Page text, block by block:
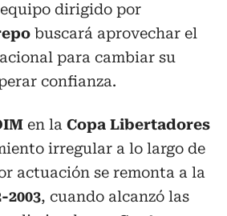
dirigido por
buscará aprovechar el
para cambiar su
confianza.
en la Copa Libertadores
irregular a lo largo de
actuación se remonta a la
2003, cuando alcanzó las